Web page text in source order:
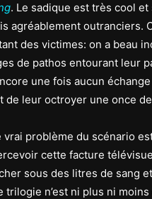
. Le sadique est très cool
agréablement outranciers.
des victimes: on a beau
de pathos entourant leur
une fois aucun
de leur octroyer une once
vrai problème du scénario
cette facture
sous des litres de sang
trilogie n’est ni plus ni moins